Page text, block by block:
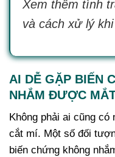
Xem thêm tình
và cách xử lý
AI DỄ GẶP BIẾN
NHẮM ĐƯỢC
Không phải ai cũng
cắt mí. Một số đối
biến chứng không